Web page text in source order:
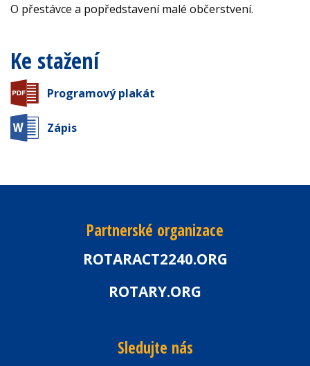
O přestávce a popředstavení malé občerstvení.
Ke stažení
Programový plakát
Zápis
Partnerské organizace
ROTARACT2240.ORG
ROTARY.ORG
Sledujte nás